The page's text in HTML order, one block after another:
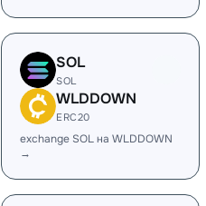
SOL
SOL
WLDDOWN
ERC20
exchange SOL на WLDDOWN
→